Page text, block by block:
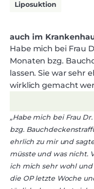
Liposuktion
auch im
Habe mich bei Frau
Monaten bzg.
lassen. Sie war sehr
wirklich gemacht
„Habe mich bei Frau
bzg.
ehrlich zu mir und
müsste und was nicht.
ich mich sehr wohl
die OP letzte Woche